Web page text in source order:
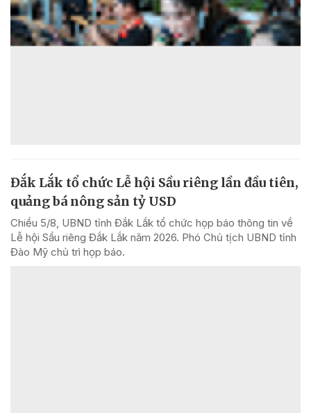
Đắk Lắk tổ chức Lễ hội Sầu riêng lần đầu tiên,
quảng bá nông sản tỷ USD
Chiều 5/8, UBND tỉnh Đắk Lắk tổ chức họp báo thông tin về
Lễ hội Sầu riêng Đắk Lắk năm 2026. Phó Chủ tịch UBND tỉnh
Đào Mỹ chủ trì họp báo.